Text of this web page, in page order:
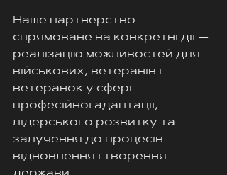
Наше партнерство
спрямоване на конкретні дії —
реалізацію можливостей для
військових, ветеранів і
ветеранок у сфері
професійної адаптації,
лідерського розвитку та
залучення до процесів
відновлення і творення